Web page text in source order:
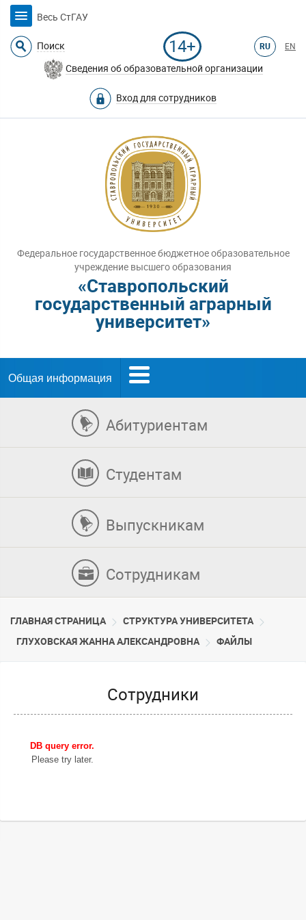
Весь СтГАУ
Поиск 14+ RU EN
Сведения об образовательной организации
Вход для сотрудников
Федеральное государственное бюджетное образовательное
учреждение высшего образования
«Ставропольский
государственный аграрный
университет»
Общая информация
Абитуриентам
Студентам
Выпускникам
Сотрудникам
ГЛАВНАЯ СТРАНИЦА
CТРУКТУРА УНИВЕРСИТЕТА
ГЛУХОВСКАЯ ЖАННА АЛЕКСАНДРОВНА
ФАЙЛЫ
Сотрудники
DB query error.
Please try later.